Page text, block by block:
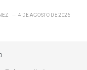
4 DE AGOSTO DE 2026